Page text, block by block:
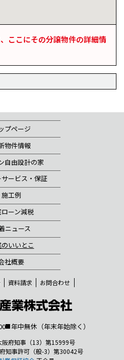
ここにその分譲物件の詳細情
プページ
物件情報
自由設計の家
ービス・保証
施工例
ーン減税
ニュース
いいとこ
社概要
資料請求 お問合わせ
年中無休（年末年始除く）
府知事（13）第15999号
知事許可（般-3）第30042号